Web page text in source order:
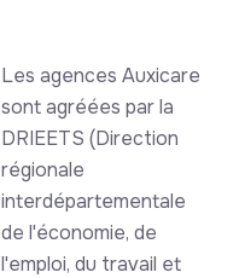
Les agences Auxicare
sont agréées par la
DRIEETS (Direction
régionale
interdépartementale
de l'économie, de
l'emploi, du travail et